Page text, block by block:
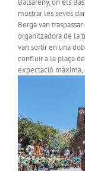
mostrar les seves
Berga van
organitzadora de la
van sortir en una
confluir a la plaça
expectació màxima,